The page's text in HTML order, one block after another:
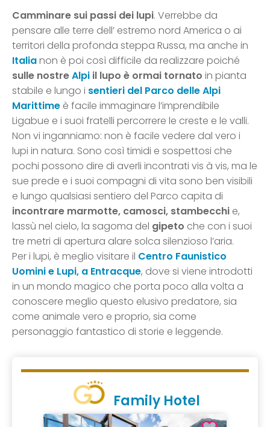
Camminare sui passi dei lupi. Verrebbe da
pensare alle terre dell’ estremo nord America o ai
territori della profonda steppa Russa, ma anche in
Italianon è poi così difficile da realizzare poiché
sulle nostreAlpi il lupo è ormai tornato in pianta
stabile e lungo i sentieri del Parco delle Alpi
Marittime è facile immaginare l’imprendibile
Ligabue e i suoi fratelli percorrere le creste e le valli.
Non vi inganniamo: non è facile vedere dal vero i
lupi in natura. Sono così timidi e sospettosi che
pochi possono dire di averli incontrati vis à vis, ma le
sue prede e i suoi compagni di vita sono ben visibili
e lungo qualsiasi sentiero del Parco capita di
incontrare marmotte, camosci, stambecchi e,
lassù nel cielo, la sagoma del gipeto che con i suoi
tre metri di apertura alare solca silenzioso l’aria.
Per i lupi, è meglio visitare il Centro Faunistico
Uomini e Lupi, a Entracque, dove si viene introdotti
in un mondo magico che porta poco alla volta a
conoscere meglio questo elusivo predatore, sia
come animale vero e proprio, sia come
personaggio fantastico di storie e leggende.
Family Hotel